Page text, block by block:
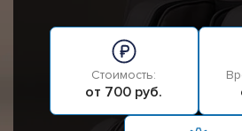
Стоимость:
от 700 руб.